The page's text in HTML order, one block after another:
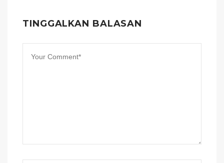
TINGGALKAN BALASAN